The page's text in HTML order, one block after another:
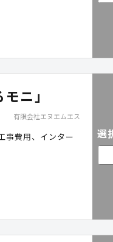
ニ」
有限会社エヌエムエス
事費用、インター
選